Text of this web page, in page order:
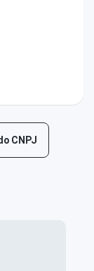
CNPJ